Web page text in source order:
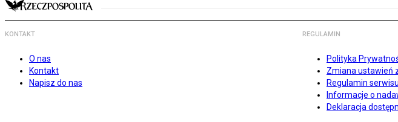
KONTAKT
O nas
Kontakt
Napisz do nas
REGULAMIN
Polityka
Zmiana ustawień
Regulamin serwisu
Informacje o
Deklaracja